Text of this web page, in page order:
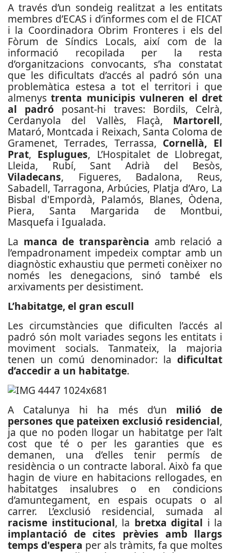
A través d’un sondeig realitzat a les entitats
membres d’ECAS i d’informes com el de FICAT
i la Coordinadora Obrim Fronteres i els del
Fòrum de Síndics Locals, així com de la
informació recopilada per la resta
d’organitzacions convocants, s’ha constatat
que les dificultats d’accés al padró són una
problemàtica estesa a tot el territori i que
almenystrenta municipis vulneren el dret
al padró posant-hi traves: Bordils, Celrà,
Cerdanyola del Vallès, Flaçà, Martorell,
Mataró, Montcada i Reixach, Santa Coloma de
Gramenet, Terrades, Terrassa, Cornellà, El
Prat, Esplugues, L’Hospitalet de Llobregat,
Lleida, Rubí, Sant Adrià del Besòs,
Viladecans, Figueres, Badalona, Reus,
Sabadell, Tarragona, Arbúcies, Platja d’Aro, La
Bisbal d'Empordà, Palamós, Blanes, Òdena,
Piera, Santa Margarida de Montbui,
Masquefa i Igualada.
La manca de transparència amb relació a
l’empadronament impedeix comptar amb un
diagnòstic exhaustiu que permeti conèixer no
només les denegacions, sinó també els
arxivaments per desistiment.
L’habitatge, el gran escull
Les circumstàncies que dificulten l’accés al
padró són molt variades segons les entitats i
moviment socials. Tanmateix, la majoria
tenen un comú denominador: la dificultat
d’accedir a un habitatge.
A Catalunya hi ha més d’un milió de
persones que pateixen exclusió residencial,
ja que no poden llogar un habitatge per l’alt
cost que té o per les garanties que es
demanen, una d’elles tenir permís de
residència o un contracte laboral. Això fa que
hagin de viure en habitacions rellogades, en
habitatges insalubres o en condicions
d’amuntegament, en espais ocupats o al
carrer. L’exclusió residencial, sumada al
racisme institucional, la bretxa digital i la
implantació de cites prèvies amb llargs
temps d'espera per als tràmits, fa que moltes